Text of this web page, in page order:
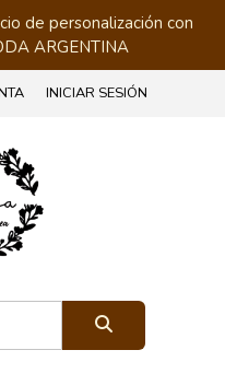
de personalización con
ARGENTINA
INICIAR SESIÓN